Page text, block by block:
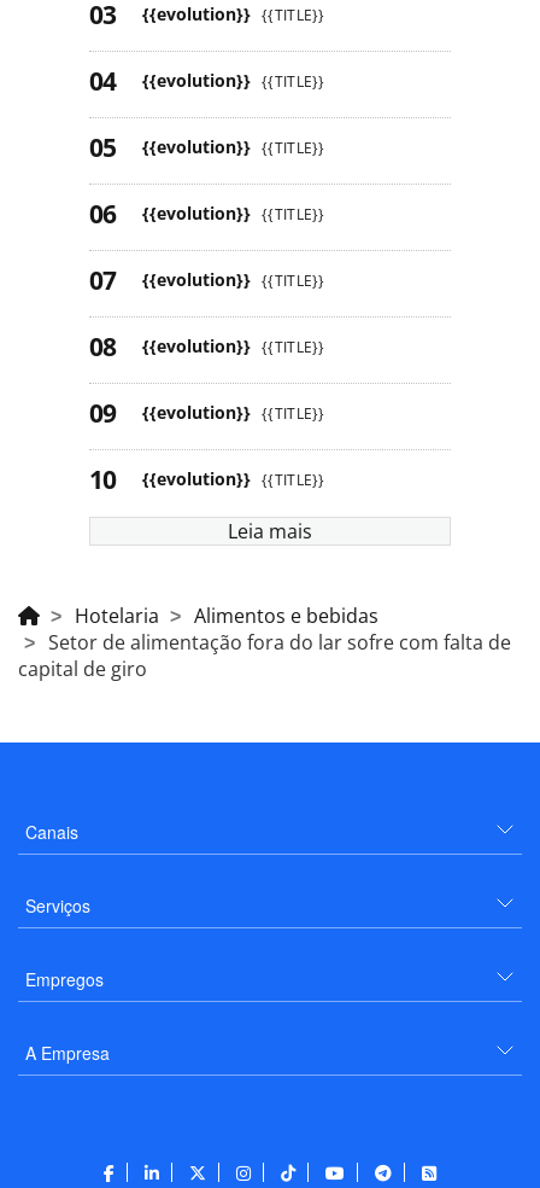
{{evolution}} {{TITLE}}
{{evolution}} {{TITLE}}
{{evolution}} {{TITLE}}
{{evolution}} {{TITLE}}
{{evolution}} {{TITLE}}
{{evolution}} {{TITLE}}
{{evolution}} {{TITLE}}
{{evolution}} {{TITLE}}
Leia mais
Hotelaria
Alimentos e bebidas
Setor de alimentação fora do lar sofre com falta de
capital de giro
Canais
Serviços
Empregos
A Empresa